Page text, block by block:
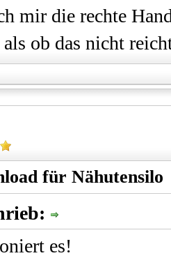
mir die rechte
ob das nicht
für Nähutensilo
es!